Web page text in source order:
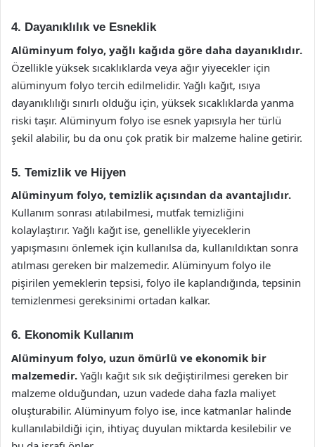
4. Dayanıklılık ve Esneklik
Alüminyum folyo, yağlı kağıda göre daha dayanıklıdır.
Özellikle yüksek sıcaklıklarda veya ağır yiyecekler için
alüminyum folyo tercih edilmelidir. Yağlı kağıt, ısıya
dayanıklılığı sınırlı olduğu için, yüksek sıcaklıklarda yanma
riski taşır. Alüminyum folyo ise esnek yapısıyla her türlü
şekil alabilir, bu da onu çok pratik bir malzeme haline getirir.
5. Temizlik ve Hijyen
Alüminyum folyo, temizlik açısından da avantajlıdır.
Kullanım sonrası atılabilmesi, mutfak temizliğini
kolaylaştırır. Yağlı kağıt ise, genellikle yiyeceklerin
yapışmasını önlemek için kullanılsa da, kullanıldıktan sonra
atılması gereken bir malzemedir. Alüminyum folyo ile
pişirilen yemeklerin tepsisi, folyo ile kaplandığında, tepsinin
temizlenmesi gereksinimi ortadan kalkar.
6. Ekonomik Kullanım
Alüminyum folyo, uzun ömürlü ve ekonomik bir
malzemedir. Yağlı kağıt sık sık değiştirilmesi gereken bir
malzeme olduğundan, uzun vadede daha fazla maliyet
oluşturabilir. Alüminyum folyo ise, ince katmanlar halinde
kullanılabildiği için, ihtiyaç duyulan miktarda kesilebilir ve